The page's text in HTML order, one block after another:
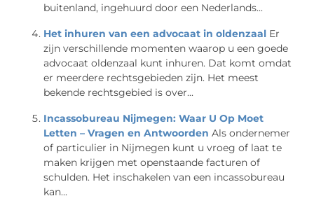
buitenland, ingehuurd door een Nederlands...
Het inhuren van een advocaat in oldenzaal Er
zijn verschillende momenten waarop u een goede
advocaat oldenzaal kunt inhuren. Dat komt omdat
er meerdere rechtsgebieden zijn. Het meest
bekende rechtsgebied is over...
Incassobureau Nijmegen: Waar U Op Moet
Letten – Vragen en Antwoorden Als ondernemer
of particulier in Nijmegen kunt u vroeg of laat te
maken krijgen met openstaande facturen of
schulden. Het inschakelen van een incassobureau
kan...